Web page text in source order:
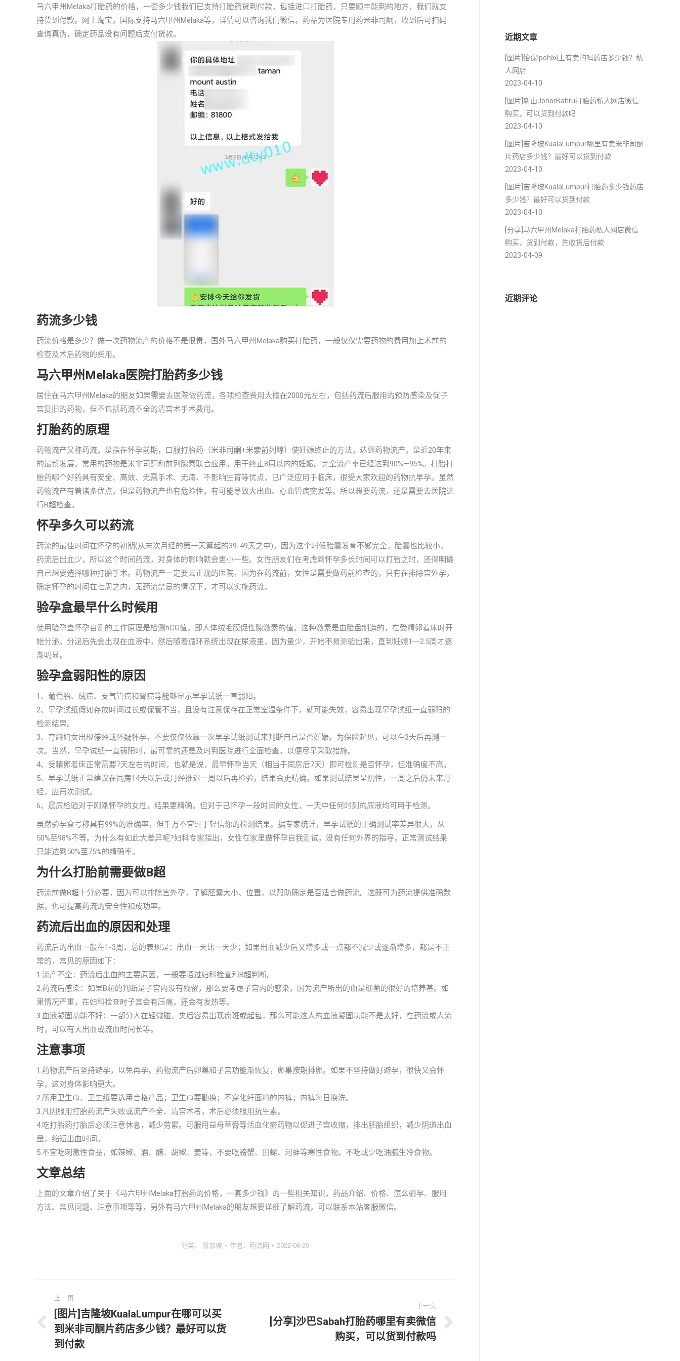
马六甲州Melaka打胎药的价格，一套多少钱我们已支持打胎药货到付款，包括进口打胎药，只要顺丰能到的地方，我们就支
持货到付款。网上淘宝，国际支持马六甲州Melaka等，详情可以咨询我们微信。药品为医院专用药米非司酮，收到后可扫码
查询真伪，确定药品没有问题后支付货款。
药流多少钱
药流价格是多少？做一次药物流产的价格不是很贵，国外马六甲州Melaka购买打胎药，一般仅仅需要药物的费用加上术前的
检查及术后药物的费用。
马六甲州Melaka医院打胎药多少钱
居住在马六甲州Melaka的朋友如果需要去医院做药流，各项检查费用大概在2000元左右，包括药流后服用的预防感染及促子
宫复旧的药物，但不包括药流不全的清宫术手术费用。
打胎药的原理
药物流产又称药流，是指在怀孕前期，口服打胎药（米非司酮+米索前列醇）使妊娠终止的方法，达到药物流产，是近20年来
的最新发展。常用的药物是米非司酮和前列腺素联合应用。用于终止8周以内的妊娠。完全流产率已经达到90%—95%。打胎打
胎药哪个好药具有安全、高效、无需手术、无痛、不影响生育等优点，已广泛应用于临床，很受大家欢迎的药物抗早孕。虽然
药物流产有着诸多优点，但是药物流产也有危险性，有可能导致大出血、心血管病突发等。所以想要药流，还是需要去医院进
行B超检查。
怀孕多久可以药流
药流的最佳时间在怀孕的初期(从末次月经的第一天算起的39-49天之中)，因为这个时候胎囊发育不够完全，胎囊也比较小，
药流后出血少，所以这个时间药流，对身体的影响就会更小一些。女性朋友们在考虑到怀孕多长时间可以打胎之时，还得明确
自己想要选择哪种打胎手术。药物流产一定要去正规的医院，因为在药流前，女性是需要做药前检查的，只有在排除宫外孕，
确定怀孕的时间在七周之内，无药流禁忌的情况下，才可以实施药流。
验孕盒最早什么时候用
使用验孕盒怀孕自测的工作原理是检测hCG值，即人体绒毛膜促性腺激素的值。这种激素是由胎盘制造的，在受精卵着床时开
始分泌。分泌后先会出现在血液中，然后随着循环系统出现在尿液里，因为量少，开始不易测验出来，直到妊娠1―2.5周才逐
渐明显。
验孕盒弱阳性的原因
1、葡萄胎、绒癌、支气管癌和肾癌等能够显示早孕试纸一直弱阳。
2、早孕试纸假如存放时间过长或保管不当，且没有注意保存在正常室温条件下，就可能失效，容易出现早孕试纸一直弱阳的
检测结果。
3、育龄妇女出现停经或怀疑怀孕，不要仅仅依靠一次早孕试纸测试来判断自己是否妊娠。为保险起见，可以在3天后再测一
次。当然，早孕试纸一直弱阳时，最可靠的还是及时到医院进行全面检查，以便尽早采取措施。
4、受精卵着床正常需要7天左右的时间，也就是说，最早怀孕当天（相当于同房后7天）即可检测是否怀孕，但准确度不高。
5、早孕试纸正常建议在同房14天以后或月经推迟一周以后再检验，结果会更精确。如果测试结果呈阴性，一周之后仍未来月
经，应再次测试。
6、晨尿检验对于刚刚怀孕的女性，结果更精确。但对于已怀孕一段时间的女性，一天中任何时刻的尿液均可用于检测。
虽然验孕盒号称具有99%的准确率，但千万不宜过于轻信你的检测结果。据专家统计，早孕试纸的正确测试率差异很大，从
50%至98%不等。为什么有如此大差异呢?妇科专家指出，女性在家里做怀孕自我测试，没有任何外界的指导，正常测试结果
只能达到50%至75%的精确率。
为什么打胎前需要做B超
药流前做B超十分必要，因为可以排除宫外孕，了解胚囊大小、位置，以帮助确定是否适合做药流。这既可为药流提供准确数
据，也可提高药流的安全性和成功率。
药流后出血的原因和处理
药流后的出血一般在1-3周，总的表现是：出血一天比一天少；如果出血减少后又增多或一点都不减少或逐渐增多，都是不正
常的，常见的原因如下：
1.流产不全：药流后出血的主要原因，一般要通过妇科检查和B超判断。
2.药流后感染：如果B超的判断是子宫内没有残留，那么要考虑子宫内的感染，因为流产所出的血是细菌的很好的培养基。如
果情况严重，在妇科检查时子宫会有压痛，还会有发热等。
3.血液凝固功能不好：一部分人在轻微碰、夹后容易出现瘀斑或起包，那么可能这人的血液凝固功能不是太好，在药流或人流
时，可以有大出血或流血时间长等。
注意事项
1.药物流产后坚持避孕，以免再孕。药物流产后卵巢和子宫功能渐恢复，卵巢按期排卵。如果不坚持做好避孕，很快又会怀
孕，这对身体影响更大。
2.所用卫生巾、卫生纸要选用合格产品；卫生巾要勤换；不穿化纤面料的内裤；内裤每日换洗。
3.凡因服用打胎药流产失败或流产不全、清宫术者，术后必须服用抗生素。
4.吃打胎药打胎后必须注意休息，减少劳累。可服用益母草膏等活血化瘀药物以促进子宫收缩，排出胚胎组织，减少阴道出血
量，缩短出血时间。
5.不宜吃刺激性食品，如辣椒、酒、醋、胡椒、姜等，不要吃螃蟹、田螺、河蚌等寒性食物。不吃或少吃油腻生冷食物。
文章总结
上面的文章介绍了关于《马六甲州Melaka打胎药的价格，一套多少钱》的一些相关知识，药品介绍、价格、怎么验孕、服用
方法、常见问题、注意事项等等，另外有马六甲州Melaka的朋友想要详细了解药流，可以联系本站客服微信。
分类： 新加坡 作者： 药流网 2022-06-26
章
导
上一页
上
一
[图片]吉隆坡KualaLumpur在哪可以买
到米非司酮片药店多少钱？最好可以货
到付款
下一页
[分享]沙巴Sabah打胎药哪里有卖微信
购买，可以货到付款吗
近期文章
[图片]怡保lpoh网上有卖的吗药店多少钱？私
人网店
2023-04-10
[图片]新山JohorBahru打胎药私人网店微信
购买，可以货到付款吗
2023-04-10
[图片]吉隆坡KualaLumpur哪里有卖米非司酮
片药店多少钱？最好可以货到付款
2023-04-10
[图片]吉隆坡KualaLumpur打胎药多少钱药店
多少钱？最好可以货到付款
2023-04-10
[分享]马六甲州Melaka打胎药私人网店微信
购买，货到付款，先收货后付款
2023-04-09
近期评论